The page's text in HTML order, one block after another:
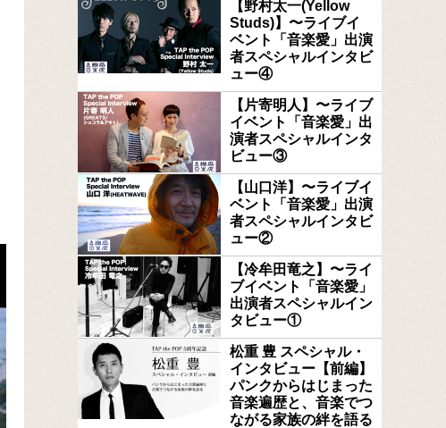
【野村太一(Yellow
Studs)】〜ライブイ
ベント「音楽愛」出演
者スペシャルインタビ
ュー④
【片寄明人】〜ライブ
イベント「音楽愛」出
演者スペシャルインタ
ビュー③
【山口洋】〜ライブイ
ベント「音楽愛」出演
者スペシャルインタビ
ュー②
【冷牟田竜之】〜ライ
ブイベント「音楽愛」
出演者スペシャルイン
タビュー①
松重 豊 スペシャル・
インタビュー【前編】
パンクからはじまった
音楽遍歴と、音楽でつ
ながる家族の絆を語る